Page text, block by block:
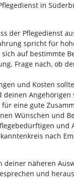
in
der Pflegedienst
spricht für
auf bestimmte
Frage nach, ob
und Kosten
eine gute
Wünschen und
nach
näheren
und